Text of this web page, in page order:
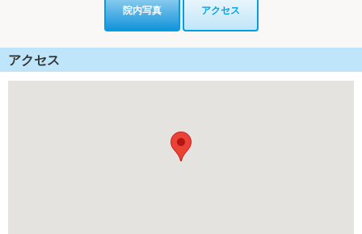
院内写真 アクセス
アクセス